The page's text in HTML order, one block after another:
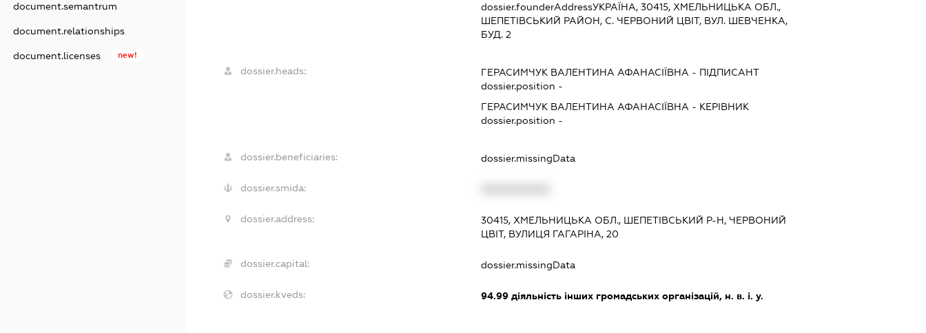
document.semantrum
document.relationships
document.licenses new!
dossier.founderAddressУКРАЇНА, 30415, ХМЕЛЬНИЦЬКА ОБЛ.,
ШЕПЕТIВСЬКИЙ РАЙОН, С. ЧЕРВОНИЙ ЦВІТ, ВУЛ. ШЕВЧЕНКА,
БУД. 2
dossier.heads: ГЕРАСИМЧУК ВАЛЕНТИНА АФАНАСІЇВНА - ПІДПИСАНТ
dossier.position -
ГЕРАСИМЧУК ВАЛЕНТИНА АФАНАСІЇВНА - КЕРІВНИК
dossier.position -
dossier.beneficiaries: dossier.missingData
dossier.smida:
dossier.address:
30415, ХМЕЛЬНИЦЬКА ОБЛ., ШЕПЕТІВСЬКИЙ Р-Н, ЧЕРВОНИЙ
ЦВІТ, ВУЛИЦЯ ГАГАРІНА, 20
dossier.capital: dossier.missingData
dossier.kveds: 94.99діяльність інших громадських організацій, н. в. і. у.